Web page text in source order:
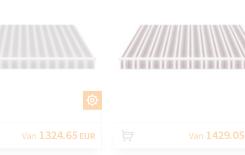
Van 1324.65EUR Van 1429.05